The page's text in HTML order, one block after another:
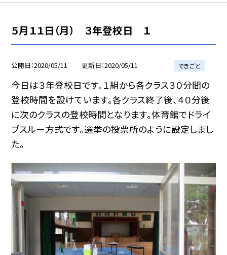
５月１１日（月） ３年登校日 １
公開日 2020/05/11 更新日 2020/05/11 できごと
今日は３年登校日です。１組から各クラス３０分間の
登校時間を設けています。各クラス終了後、４０分後
に次のクラスの登校時間となります。体育館でドライ
ブスルー方式です。選挙の投票所のように設定しまし
た。